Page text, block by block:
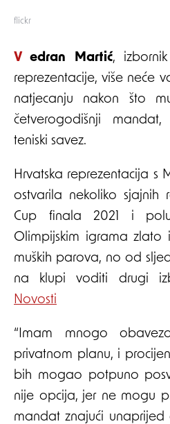
flickr
Vedran Martić,
reprezentacije, više neće
natjecanju nakon što
četverogodišnji
teniski savez.
Hrvatska reprezentacija s
ostvarila nekoliko sjajnih
Cup finala 2021 i
Olimpijskim igrama zlato
muških parova, no od
na klupi voditi drugi
Novosti
“Imam mnogo
privatnom planu, i
bih mogao potpuno
nije opcija, jer ne mogu
mandat znajući